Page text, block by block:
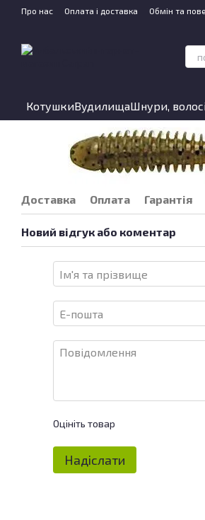
Перейти до основного контенту
Про нас Оплата і доставка Обмін та
КотушкиВудилищаШнури,
Доставка Оплата Гарантія
Новий відгук або коментар
Оцініть товар
Надіслати